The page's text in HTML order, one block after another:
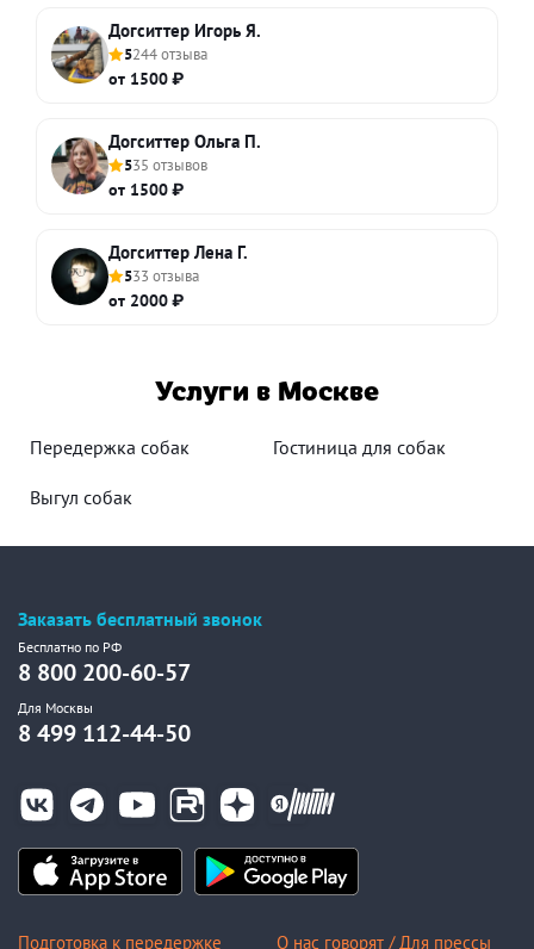
Догситтер Игорь Я.
5244 отзыва
от 1500 ₽
Догситтер Ольга П.
535 отзывов
от 1500 ₽
Догситтер Лена Г.
533 отзыва
от 2000 ₽
Услуги в Москве
Передержка собак Гостиница для собак
Выгул собак
Заказать бесплатный звонок
Бесплатно по РФ
8 800 200-60-57
Для Москвы
8 499 112-44-50
Подготовка к передержке О нас говорят / Для прессы